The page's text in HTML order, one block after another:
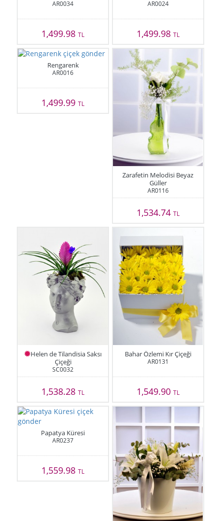
AR0034
1,499.98TL
AR0024
1,499.98 TL
Rengarenk
AR0016
1,499.99TL
Zarafetin Melodisi Beyaz
Güller
AR0116
1,534.74 TL
Helen de Tilandisia Saksı
Çiçeği
SC0032
1,538.28TL
Bahar Özlemi Kır Çiçeği
AR0131
1,549.90 TL
Papatya Küresi
AR0237
1,559.98TL